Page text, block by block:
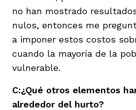
no han mostrado
nulos, entonces me
a imponer estos costos
cuando la mayoría de la
vulnerable.
C:¿Qué otros elementos
alrededor del hurto?